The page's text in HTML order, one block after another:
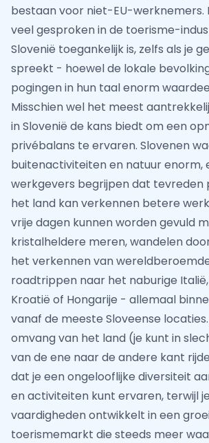
bestaan voor niet-EU-werknemers.
veel gesproken in de toerisme-
Slovenië toegankelijk is, zelfs als je
spreekt - hoewel de lokale
pogingen in hun taal enorm
Misschien wel het meest
in Slovenië de kans biedt om een
privébalans te ervaren. Slovenen
buitenactiviteiten en natuur enorm,
werkgevers begrijpen dat tevreden
het land kan verkennen betere
vrije dagen kunnen worden gevuld
kristalheldere meren, wandelen
het verkennen van
roadtrippen naar het naburige
Kroatië of Hongarije - allemaal
vanaf de meeste Sloveense
omvang van het land (je kunt in
van de ene naar de andere kant
dat je een ongelooflijke diversiteit
en activiteiten kunt ervaren, terwijl
vaardigheden ontwikkelt in een
toerismemarkt die steeds meer